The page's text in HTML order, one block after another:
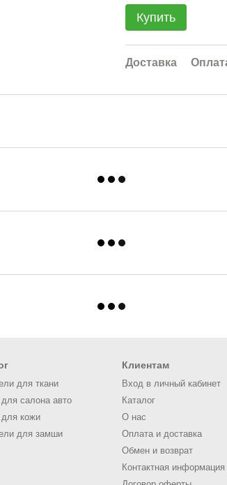
Купить
Доставка
для ткани
для салона авто
для кожи
для замши
Клиентам
Вход в личный кабинет
Каталог
О нас
Оплата и доставка
Обмен и возврат
Контактная информация